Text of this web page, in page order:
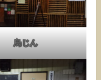
鳥じん